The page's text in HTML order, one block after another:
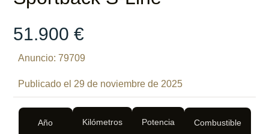
51.900 €
Anuncio: 79709
Publicado el 29 de noviembre de 2025
Año Kilómetros Potencia Combustible